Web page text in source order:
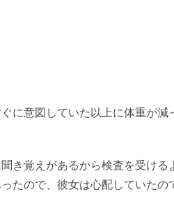
に意図していた以上に体重が減
き覚えがあるから検査を受ける
たので、彼女は心配していたの